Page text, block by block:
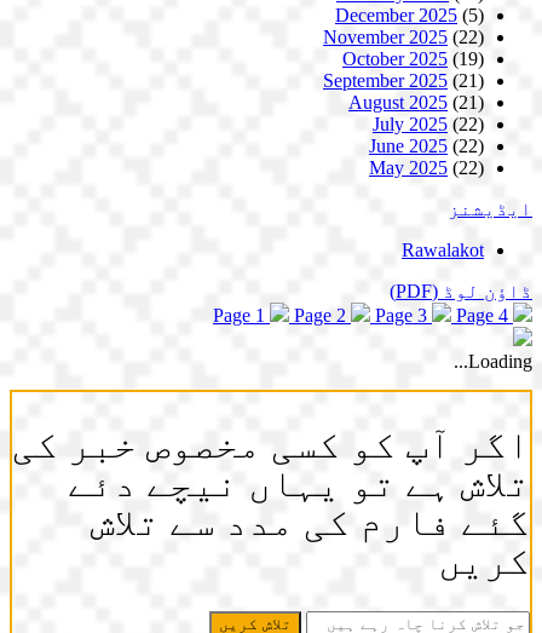
December 2025 (5)
November 2025 (22)
October 2025 (19)
September 2025 (21)
August 2025 (21)
July 2025 (22)
June 2025 (22)
May 2025 (22)
ایڈیشنز
Rawalakot
ڈاؤن لوڈ (PDF)
Page 1
Page 2 Page 3 Page 4
Loading...
اگر آپ کو کسی مخصوص خبر کی
تلاش ہے تو یہاں نیچے دئے
گئے فارم کی مدد سے تلاش
کریں